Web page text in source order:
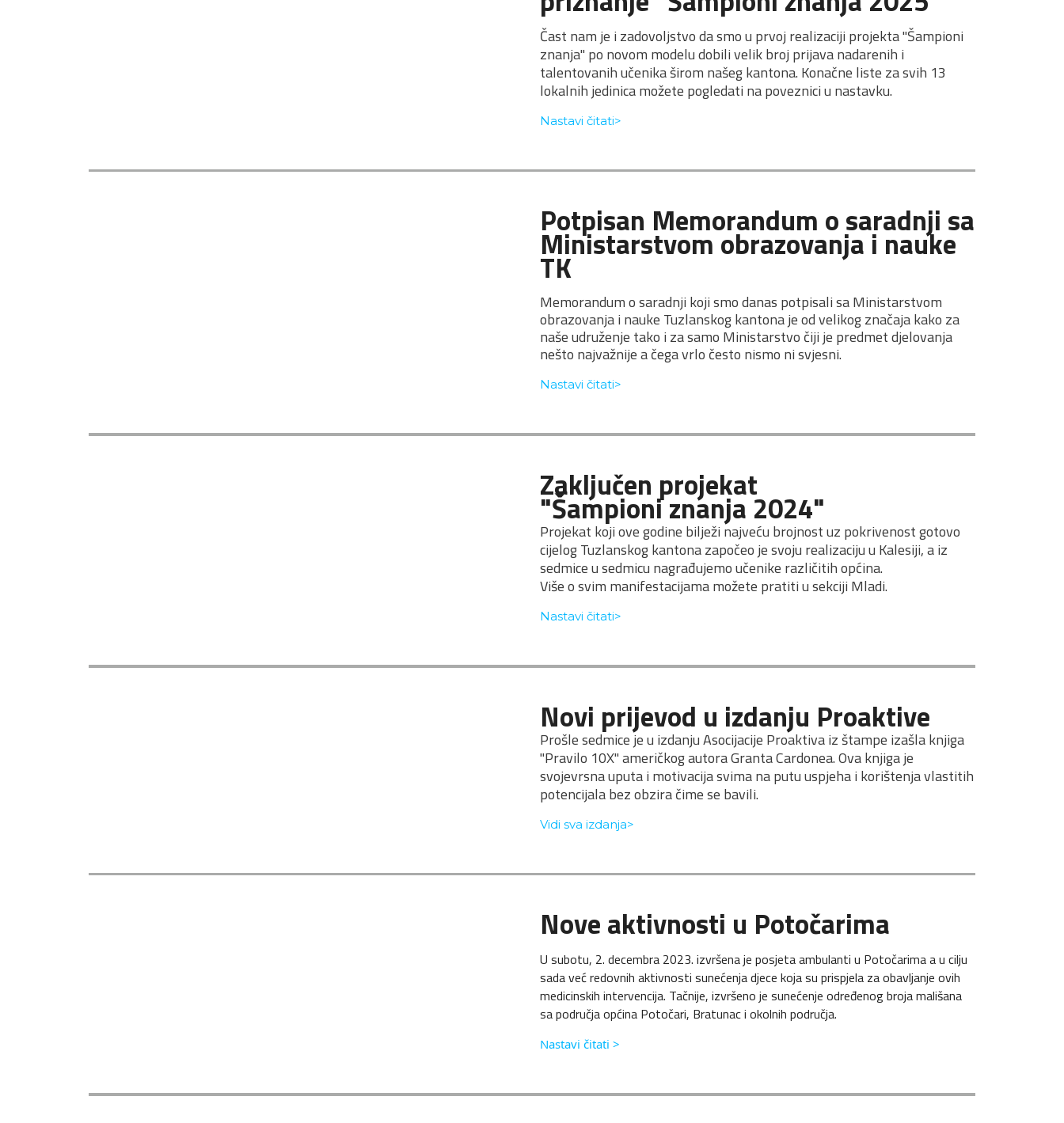
Čast nam je i zadovoljstvo da smo u prvoj realizaciji projekta "Šampioni
znanja" po novom modelu dobili velik broj prijava nadarenih i
talentovanih učenika širom našeg kantona. Konačne liste za svih 13
lokalnih jedinica možete pogledati na poveznici u nastavku.
Nastavi čitati>
Potpisan Memorandum o saradnji sa
Ministarstvom obrazovanja i nauke
TK
Memorandum o saradnji koji smo danas potpisali sa Ministarstvom
obrazovanja i nauke Tuzlanskog kantona je od velikog značaja kako za
naše udruženje tako i za samo Ministarstvo čiji je predmet djelovanja
nešto najvažnije a čega vrlo često nismo ni svjesni.
Nastavi čitati>
Zaključen projekat
"Šampioni znanja 2024"
Projekat koji ove godine bilježi najveću brojnost uz pokrivenost gotovo
cijelog Tuzlanskog kantona započeo je svoju realizaciju u Kalesiji, a iz
sedmice u sedmicu nagrađujemo učenike različitih općina.
Više o svim manifestacijama možete pratiti u sekciji Mladi.
Nastavi čitati>
Novi prijevod u izdanju Proaktive
Prošle sedmice je u izdanju Asocijacije Proaktiva iz štampe izašla knjiga
"Pravilo 10X" američkog autora Granta Cardonea. Ova knjiga je
svojevrsna uputa i motivacija svima na putu uspjeha i korištenja vlastitih
potencijala bez obzira čime se bavili.
Vidi sva izdanja>
Nove aktivnosti u Potočarima
U subotu, 2. decembra 2023. izvršena je posjeta ambulanti u Potočarima a u cilju
sada već redovnih aktivnosti sunećenja djece koja su prispjela za obavljanje ovih
medicinskih intervencija. Tačnije, izvršeno je sunećenje određenog broja mališana
sa područja općina Potočari, Bratunac i okolnih područja.
Nastavi čitati >